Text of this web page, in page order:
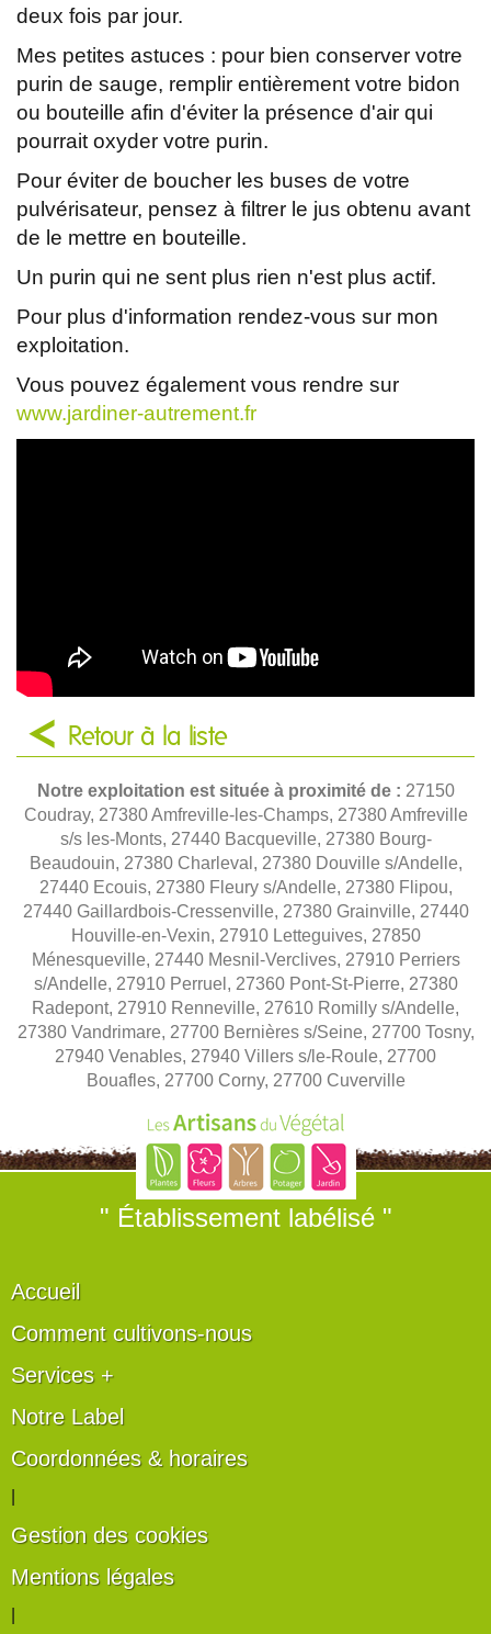
deux fois par jour.
Mes petites astuces : pour bien conserver votre
purin de sauge, remplir entièrement votre bidon
ou bouteille afin d'éviter la présence d'air qui
pourrait oxyder votre purin.
Pour éviter de boucher les buses de votre
pulvérisateur, pensez à filtrer le jus obtenu avant
de le mettre en bouteille.
Un purin qui ne sent plus rien n'est plus actif.
Pour plus d'information rendez-vous sur mon
exploitation.
Vous pouvez également vous rendre sur
www.jardiner-autrement.fr
Retour à la liste
Notre exploitation est située à proximité de : 27150
Coudray, 27380 Amfreville-les-Champs, 27380 Amfreville
s/s les-Monts, 27440 Bacqueville, 27380 Bourg-
Beaudouin, 27380 Charleval, 27380 Douville s/Andelle,
27440 Ecouis, 27380 Fleury s/Andelle, 27380 Flipou,
27440 Gaillardbois-Cressenville, 27380 Grainville, 27440
Houville-en-Vexin, 27910 Letteguives, 27850
Ménesqueville, 27440 Mesnil-Verclives, 27910 Perriers
s/Andelle, 27910 Perruel, 27360 Pont-St-Pierre, 27380
Radepont, 27910 Renneville, 27610 Romilly s/Andelle,
27380 Vandrimare, 27700 Bernières s/Seine, 27700 Tosny,
27940 Venables, 27940 Villers s/le-Roule, 27700
Bouafles, 27700 Corny, 27700 Cuverville
" Établissement labélisé "
Accueil
Comment cultivons-nous
Services +
Notre Label
Coordonnées & horaires
Gestion des cookies
Mentions légales